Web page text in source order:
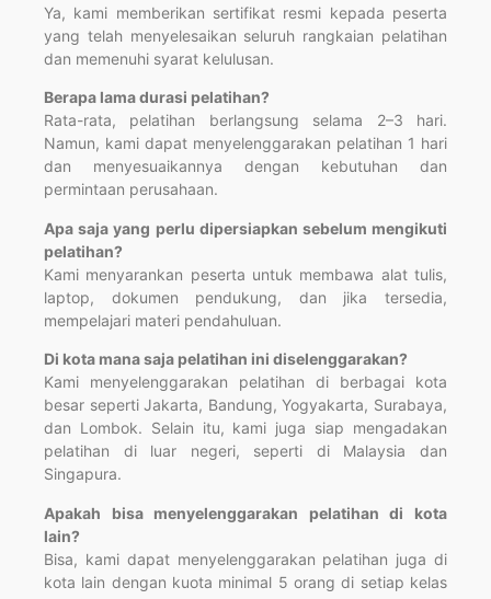
Ya, kami memberikan sertifikat resmi kepada peserta
yang telah menyelesaikan seluruh rangkaian pelatihan
dan memenuhi syarat kelulusan.
Berapa lama durasi pelatihan?
Rata-rata, pelatihan berlangsung selama 2–3 hari.
Namun, kami dapat menyelenggarakan pelatihan 1 hari
dan menyesuaikannya dengan kebutuhan dan
permintaan perusahaan.
Apa saja yang perlu dipersiapkan sebelum mengikuti
pelatihan?
Kami menyarankan peserta untuk membawa alat tulis,
laptop, dokumen pendukung, dan jika tersedia,
mempelajari materi pendahuluan.
Di kota mana saja pelatihan ini diselenggarakan?
Kami menyelenggarakan pelatihan di berbagai kota
besar seperti Jakarta, Bandung, Yogyakarta, Surabaya,
dan Lombok. Selain itu, kami juga siap mengadakan
pelatihan di luar negeri, seperti di Malaysia dan
Singapura.
Apakah bisa menyelenggarakan pelatihan di kota
lain?
Bisa, kami dapat menyelenggarakan pelatihan juga di
kota lain dengan kuota minimal 5 orang di setiap kelas